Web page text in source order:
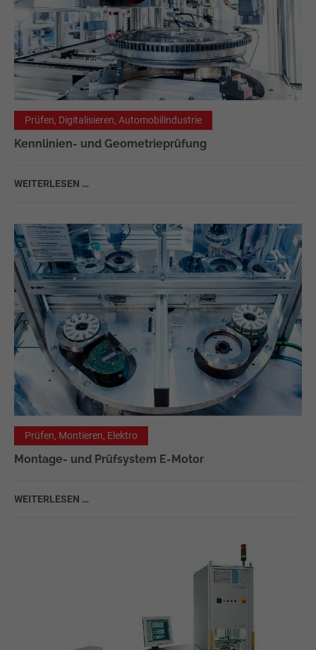
Prüfen, Digitalisieren, Automobilindustrie
Kennlinien- und Geometrieprüfung
WEITERLESEN …
Prüfen, Montieren, Elektro
Montage- und Prüfsystem E-Motor
WEITERLESEN …